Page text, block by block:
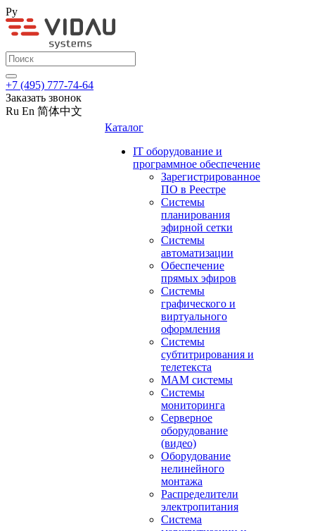
Ру
+7 (495) 777-74-64
Заказать звонок
Ru En 简体中文
Каталог
IT оборудование и
программное обеспечение
Зарегистрированное
ПО в Реестре
Системы
планирования
эфирной сетки
Системы
автоматизации
Обеспечение
прямых эфиров
Системы
графического и
виртуального
оформления
Системы
субтитрирования и
телетекста
MAM системы
Системы
мониторинга
Серверное
оборудование
(видео)
Оборудование
нелинейного
монтажа
Распределители
электропитания
Система